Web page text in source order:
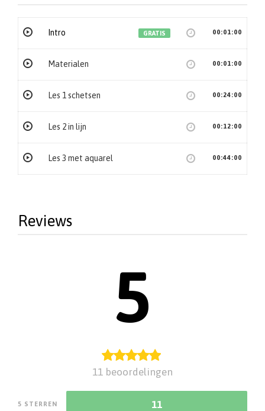
Intro GRATIS 00:01:00
Materialen 00:01:00
Les 1 schetsen 00:24:00
Les 2 in lijn 00:12:00
Les 3 met aquarel 00:44:00
Reviews
5
11 beoordelingen
5 STERREN 11